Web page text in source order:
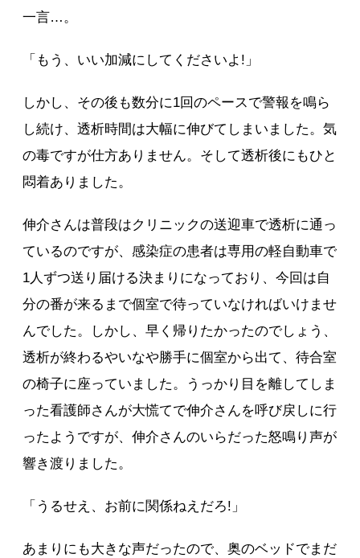
一言…。
「もう、いい加減にしてくださいよ!」
しかし、その後も数分に1回のペースで警報を鳴ら
し続け、透析時間は大幅に伸びてしまいました。気
の毒ですが仕方ありません。そして透析後にもひと
悶着ありました。
伸介さんは普段はクリニックの送迎車で透析に通っ
ているのですが、感染症の患者は専用の軽自動車で
1人ずつ送り届ける決まりになっており、今回は自
分の番が来るまで個室で待っていなければいけませ
んでした。しかし、早く帰りたかったのでしょう、
透析が終わるやいなや勝手に個室から出て、待合室
の椅子に座っていました。うっかり目を離してしま
った看護師さんが大慌てで伸介さんを呼び戻しに行
ったようですが、伸介さんのいらだった怒鳴り声が
響き渡りました。
「うるせえ、お前に関係ねえだろ!」
あまりにも大きな声だったので、奥のベッドでまだ